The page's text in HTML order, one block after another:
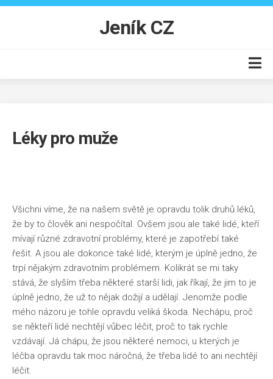
Skip
Jeník CZ
Byt
Vzdělání
Léky pro muže
Všichni víme, že na našem světě je opravdu tolik druhů léků,
že by to člověk ani nespočítal. Ovšem jsou ale také lidé, kteří
mívají různé zdravotní problémy, které je zapotřebí také
řešit. A jsou ale dokonce také lidé, kterým je úplně jedno, že
trpí nějakým zdravotním problémem. Kolikrát se mi taky
stává, že slyším třeba některé starší lidi, jak říkají, že jim to je
úplně jedno, že už to nějak dožijí a udělají. Jenomže podle
mého názoru je tohle opravdu veliká škoda. Nechápu, proč
se někteří lidé nechtějí vůbec léčit, proč to tak rychle
vzdávají. Já chápu, že jsou některé nemoci, u kterých je
léčba opravdu tak moc náročná, že třeba lidé to ani nechtějí
léčit.